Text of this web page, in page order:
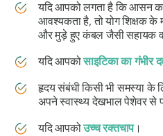
यदि आपको लगता है कि आसन
आवश्यकता है, तो योग शिक्षक के
और मुड़े हुए कंबल जैसी सहायक
यदि आपकोसाइटिका का गंभीर
हृदय संबंधी किसी भी समस्या
अपने स्वास्थ्य देखभाल पेशेवर से
यदि आपकोउच्च रक्तचाप।